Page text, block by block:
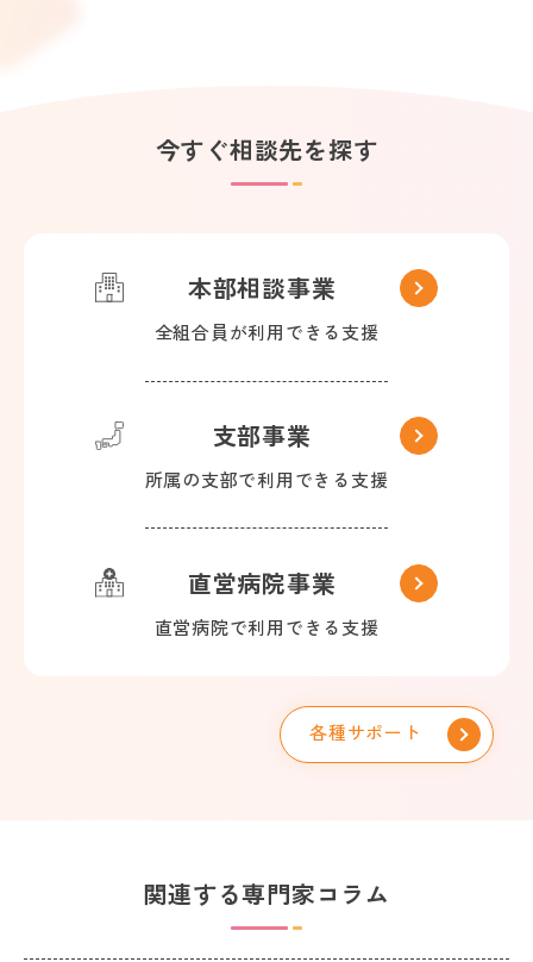
今すぐ相談先を探す
本部相談事業
全組合員が利用できる支援
支部事業
所属の支部で利用できる支援
直営病院事業
直営病院で利用できる支援
各種サポート
関連する専門家コラム